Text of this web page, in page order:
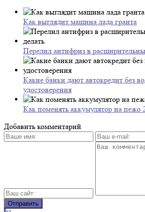
Как выглядит машина лада гранта
Перелил антифриз в
Какие банки дают автокредит без
удостоверения
Как поменять аккумулятор на пежо
Добавить комментарий